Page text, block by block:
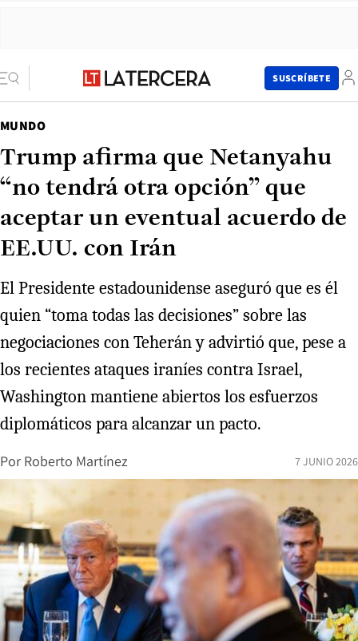
SUSCRÍBETE
MUNDO
Trump afirma que Netanyahu
“no tendrá otra opción” que
aceptar un eventual acuerdo de
EE.UU. con Irán
El Presidente estadounidense aseguró que es él
quien “toma todas las decisiones” sobre las
negociaciones con Teherán y advirtió que, pese a
los recientes ataques iraníes contra Israel,
Washington mantiene abiertos los esfuerzos
diplomáticos para alcanzar un pacto.
Por Roberto Martínez 7 JUNIO 2026